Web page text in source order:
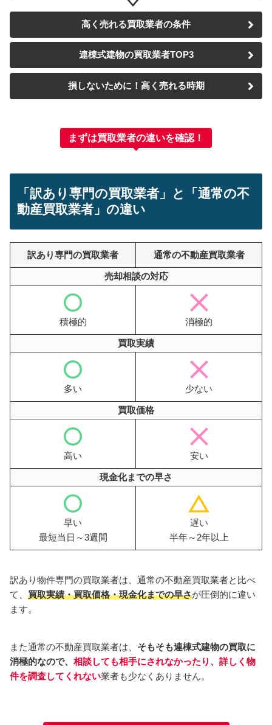
高く売れる買取業者の条件
連棟式建物の買取業者TOP3
損しないために！高く売れる時期
まずは買取業者の違いを確認！
「訳あり専門の買取業者」と「通常の不
動産買取業者」の違い
訳あり専門の買取業者 通常の不動産買取業者
売却相談の対応
積極的 消極的
買取実績
多い 少ない
買取価格
高い 安い
現金化までの早さ
早い
最短当日～3週間
遅い
半年～2年以上
訳あり物件専門の買取業者は、通常の不動産買取業者と比べ
て、 買取実績・買取価格・現金化までの早さが圧倒的に違い
ます。
また通常の不動産買取業者は、 そもそも連棟式建物の買取に
消極的なので、 相談しても相手にされなかったり、詳しく物
件を調査してくれない業者も少なくありません。